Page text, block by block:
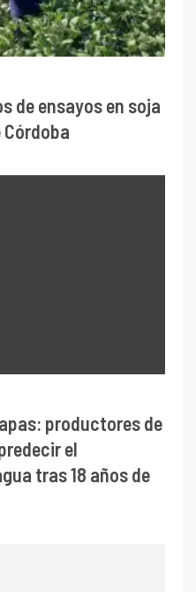
de ensayos en soja
productores de
el
tras 18 años de